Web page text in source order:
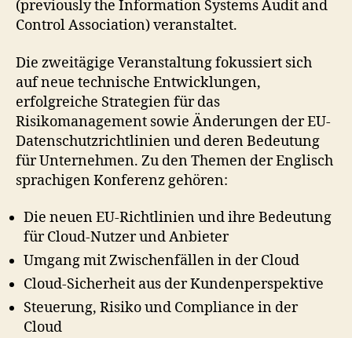
(previously the Information Systems Audit and
Control Association) veranstaltet.
Die zweitägige Veranstaltung fokussiert sich
auf neue technische Entwicklungen,
erfolgreiche Strategien für das
Risikomanagement sowie Änderungen der EU-
Datenschutzrichtlinien und deren Bedeutung
für Unternehmen. Zu den Themen der Englisch
sprachigen Konferenz gehören:
Die neuen EU-Richtlinien und ihre Bedeutung
für Cloud-Nutzer und Anbieter
Umgang mit Zwischenfällen in der Cloud
Cloud-Sicherheit aus der Kundenperspektive
Steuerung, Risiko und Compliance in der
Cloud